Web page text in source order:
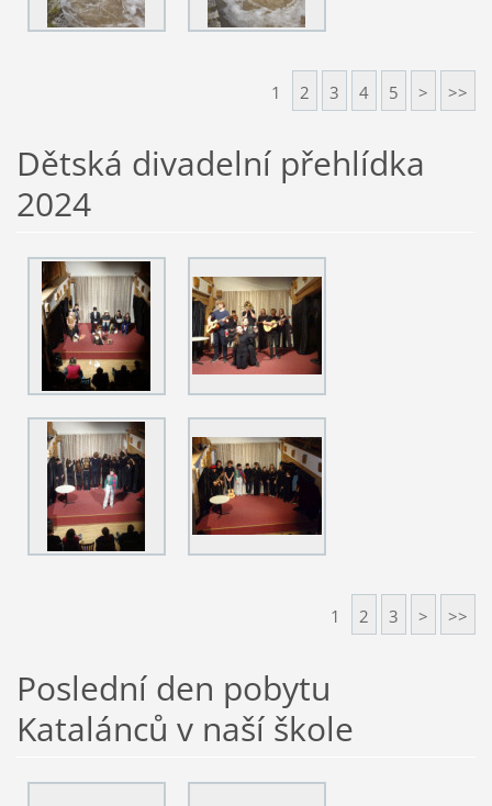
1 2 3 4 5 > >>
Dětská divadelní přehlídka
2024
1 2 3 > >>
Poslední den pobytu
Katalánců v naší škole